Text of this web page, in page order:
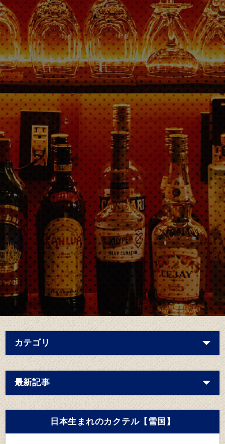
カテゴリ
最新記事
日本生まれのカクテル【雪国】